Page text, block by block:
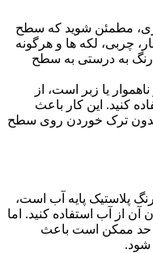
مطمئن شوید که سطح
چربی، لکه‌ ها و هرگونه
رنگ به درستی به سطح
یا زبر است، از
کنید. این کار باعث
ترک خوردن روی سطح
پلاستیک پایه آب است،
آن از آب استفاده کنید. اما
حد ممکن است باعث